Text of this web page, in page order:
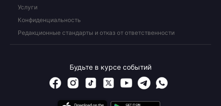
Услуги
Конфиденциальность
Редакционные стандарты и отказ от ответственности
Будьте в курсе событий